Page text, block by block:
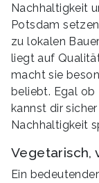
Nachhaltigkeit
Potsdam
zu lokalen
liegt auf
macht sie
beliebt. Egal ob
kannst dir
Nachhaltigkeit
Vegetarisch,
Ein